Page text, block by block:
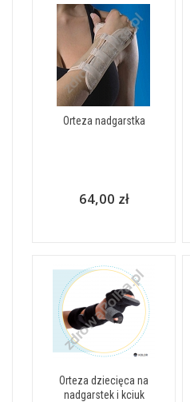
Orteza nadgarstka
64,00 zł
Orteza dziecięca na
nadgarstek i kciuk